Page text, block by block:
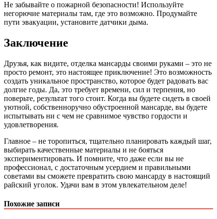
Не забывайте о пожарной безопасности! Используйте
негорючие материалы там, где это возможно. Продумайте
пути эвакуации, установите датчики дыма.
Заключение
Друзья, как видите, отделка мансарды своими руками – это не
просто ремонт, это настоящее приключение! Это возможность
создать уникальное пространство, которое будет радовать вас
долгие годы. Да, это требует времени, сил и терпения, но
поверьте, результат того стоит. Когда вы будете сидеть в своей
уютной, собственноручно обустроенной мансарде, вы будете
испытывать ни с чем не сравнимое чувство гордости и
удовлетворения.
Главное – не торопиться, тщательно планировать каждый шаг,
выбирать качественные материалы и не бояться
экспериментировать. И помните, что даже если вы не
профессионал, с достаточным усердием и правильными
советами вы сможете превратить свою мансарду в настоящий
райский уголок. Удачи вам в этом увлекательном деле!
Похожие записи